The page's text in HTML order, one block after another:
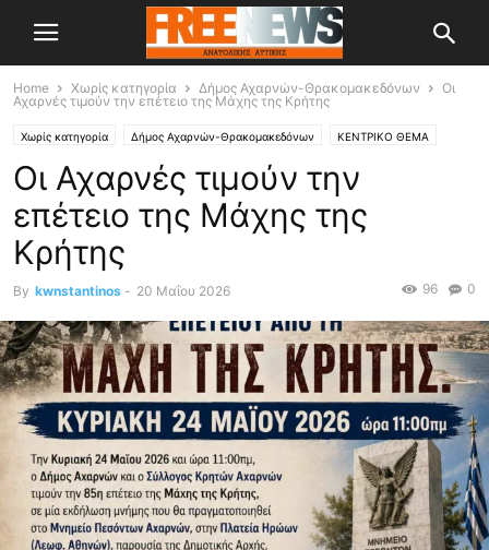
Home Χωρίς κατηγορία Δήμος Αχαρνών-Θρακομακεδόνων
Οι
Αχαρνές τιμούν την επέτειο της Μάχης της Κρήτης
Χωρίς κατηγορία Δήμος Αχαρνών-Θρακομακεδόνων ΚΕΝΤΡΙΚΟ ΘΕΜΑ
Πολιτισμός
Οι Αχαρνές τιμούν την
επέτειο της Μάχης της
Κρήτης
By kwnstantinos - 20 Μαΐου 2026 0
96